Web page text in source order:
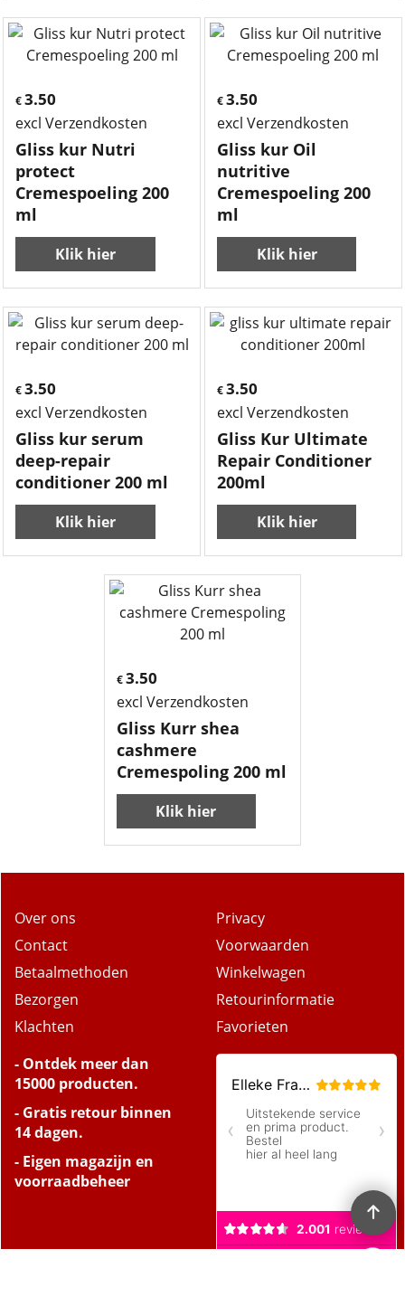
€ 3.50
excl Verzendkosten
Gliss kur Nutri
protect
Cremespoeling 200
ml
Klik hier
€3.50
excl Verzendkosten
Gliss kur Oil
nutritive
Cremespoeling 200
ml
Klik hier
€ 3.50
excl Verzendkosten
Gliss kur serum
deep-repair
conditioner 200 ml
Klik hier
€3.50
excl Verzendkosten
Gliss Kur Ultimate
Repair Conditioner
200ml
Klik hier
€3.50
excl Verzendkosten
Gliss Kurr shea
cashmere
Cremespoling 200 ml
Klik hier
Over ons
Contact
Betaalmethoden
Bezorgen
Klachten
Privacy
Voorwaarden
Winkelwagen
Retourinformatie
Favorieten
- Ontdek meer dan
15000 producten.
- Gratis retour binnen
14 dagen.
- Eigen magazijn en
voorraadbeheer